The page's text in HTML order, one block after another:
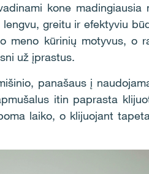
kone madingiausia
greitu ir efektyviu
meno kūrinių motyvus, o
už įprastus.
panašaus į
itin paprasta
laiko, o klijuojant